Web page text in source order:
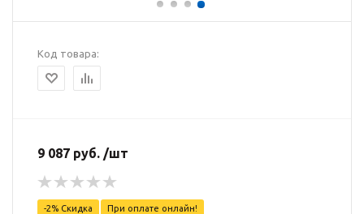
Код товара:
9 087 руб. /шт
-2% Скидка При оплате онлайн!